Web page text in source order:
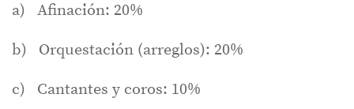
a) Afinación: 20%
b) Orquestación (arreglos): 20%
c) Cantantes y coros: 10%